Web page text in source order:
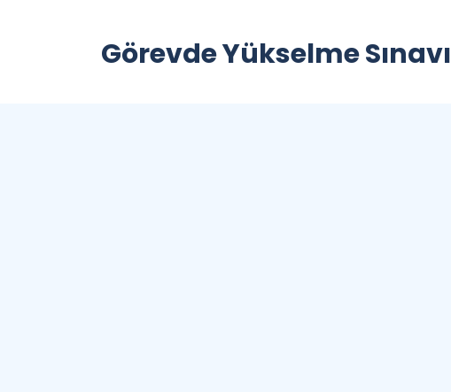
Görevde Yükselme Sınavı